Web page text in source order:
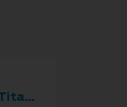
Ford Tourneo Courier Titanium